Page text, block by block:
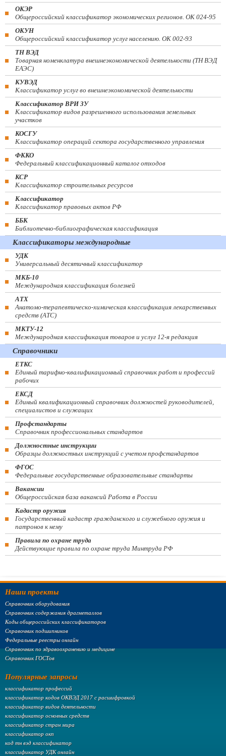
ОКЭР
Общероссийский классификатор экономических регионов. ОК 024-95
ОКУН
Общероссийский классификатор услуг населению. ОК 002-93
ТН ВЭД
Товарная номенклатура внешнеэкономической деятельности (ТН ВЭД
ЕАЭС)
КУВЭД
Классификатор услуг во внешнеэкономической деятельности
Классификатор ВРИ ЗУ
Классификатор видов разрешенного использования земельных
участков
КОСГУ
Классификатор операций сектора государственного управления
ФККО
Федеральный классификационный каталог отходов
КСР
Классификатор строительных ресурсов
Классификатор
Классификатор правовых актов РФ
ББК
Библиотечно-библиографическая классификация
Классификаторы международные
УДК
Универсальный десятичный классификатор
МКБ-10
Международная классификация болезней
АТХ
Анатомо-терапевтическо-химическая классификация лекарственных
средств (ATC)
МКТУ-12
Международная классификация товаров и услуг 12-я редакция
Справочники
ЕТКС
Единый тарифно-квалификационный справочник работ и профессий
рабочих
ЕКСД
Единый квалификационный справочник должностей руководителей,
специалистов и служащих
Профстандарты
Справочник профессиональных стандартов
Должностные инструкции
Образцы должностных инструкций с учетом профстандартов
ФГОС
Федеральные государственные образовательные стандарты
Вакансии
Общероссийская база вакансий Работа в России
Кадастр оружия
Государственный кадастр гражданского и служебного оружия и
патронов к нему
Правила по охране труда
Действующие правила по охране труда Минтруда РФ
Наши проекты
Справочник оборудования
Справочник содержания драгметаллов
Коды общероссийских классификаторов
Справочник подшипников
Федеральные реестры онлайн
Справочник по здравоохранению и медицине
Справочник ГОСТов
Популярные запросы
классификатор профессий
классификатор кодов ОКВЭД 2017 с расшифровкой
классификатор видов деятельности
классификатор основных средств
классификатор стран мира
классификатор окп
код тн вэд классификатор
классификатор УДК онлайн